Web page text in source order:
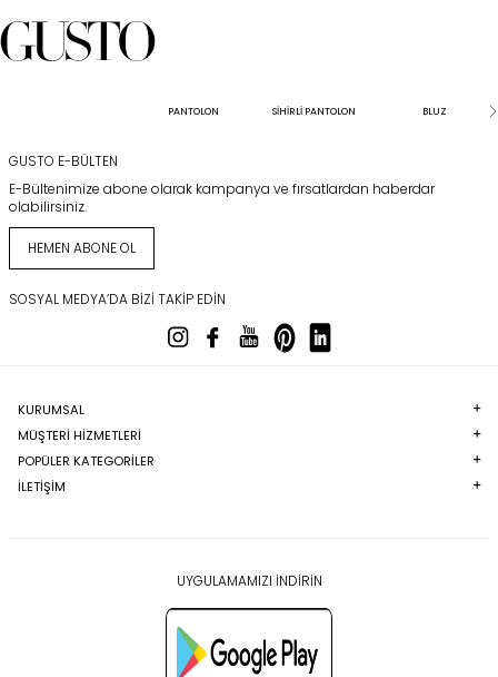
PANTOLON SİHİRLİ PANTOLON BLUZ
GUSTO E-BÜLTEN
E-Bültenimize abone olarak kampanya ve fırsatlardan haberdar
olabilirsiniz.
HEMEN ABONE OL
SOSYAL MEDYA’DA BIZI TAKIP EDIN
KURUMSAL
MÜŞTERI HIZMETLERI
POPÜLER KATEGORILER
İLETİŞİM
UYGULAMAMIZI İNDİRİN